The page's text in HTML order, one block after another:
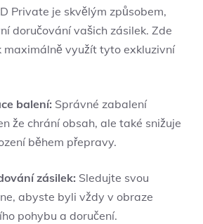
Private je skvělým způsobem,
doručování vašich zásilek. Zde
maximálně využít tyto exkluzivní
balení: Správné zabalení
že chrání obsah, ale také snižuje
během přepravy.
zásilek: Sledujte svou
abyste byli vždy v obraze
pohybu a doručení.